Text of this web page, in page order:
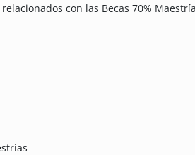
con las Becas 70%